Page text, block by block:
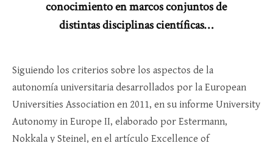
conocimiento en marcos conjuntos de
distintas disciplinas científicas…
Siguiendo los criterios sobre los aspectos de la
autonomía universitaria desarrollados por la European
Universities Association en 2011, en su informe University
Autonomy in Europe II, elaborado por Estermann,
Nokkala y Steinel, en el artículo Excellence of